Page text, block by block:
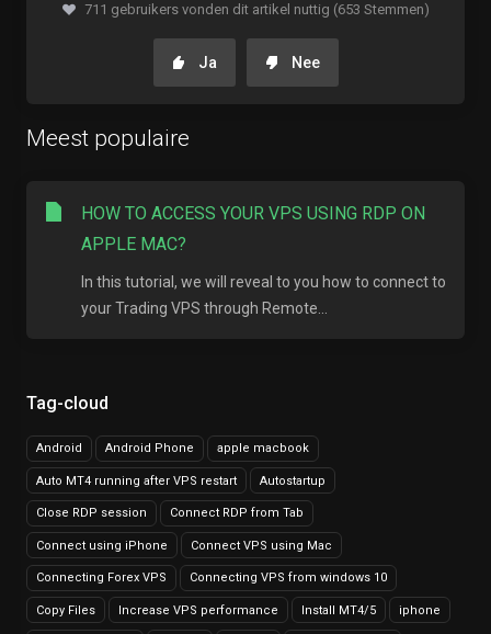
Tag-cloud
Android Android Phone apple macbook
Auto MT4 running after VPS restart Autostartup
Close RDP session Connect RDP from Tab
Connect using iPhone Connect VPS using Mac
Connecting Forex VPS Connecting VPS from windows 10
Copy Files Increase VPS performance Install MT4/5 iphone
711 gebruikers vonden dit artikel nuttig (653 Stemmen)
Ja Nee
Meest populaire
HOW TO ACCESS YOUR VPS USING RDP ON
APPLE MAC?
In this tutorial, we will reveal to you how to connect to
your Trading VPS through Remote...